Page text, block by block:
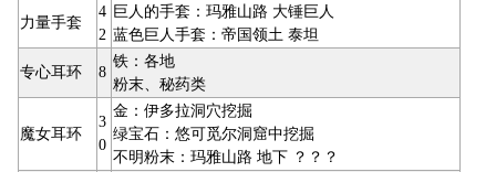
力量手套
4
2
巨人的手套：玛雅山路 大锤巨人
蓝色巨人手套：帝国领土 泰坦
专心耳环 8
铁：各地
粉末、秘药类
魔女耳环
3
0
金：伊多拉洞穴挖掘
绿宝石：悠可觅尔洞窟中挖掘
不明粉末：玛雅山路 地下 ？？？